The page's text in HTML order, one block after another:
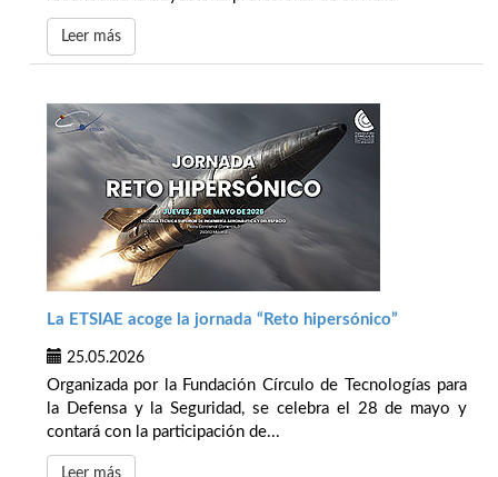
Leer más
La ETSIAE acoge la jornada “Reto hipersónico”
25.05.2026
Organizada por la Fundación Círculo de Tecnologías para
la Defensa y la Seguridad, se celebra el 28 de mayo y
contará con la participación de...
Leer más